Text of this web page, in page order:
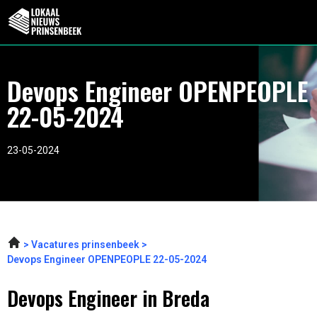
Devops Engineer OPENPEOPLE
22-05-2024
23-05-2024
Vacatures prinsenbeek
Devops Engineer OPENPEOPLE 22-05-2024
Devops Engineer in Breda